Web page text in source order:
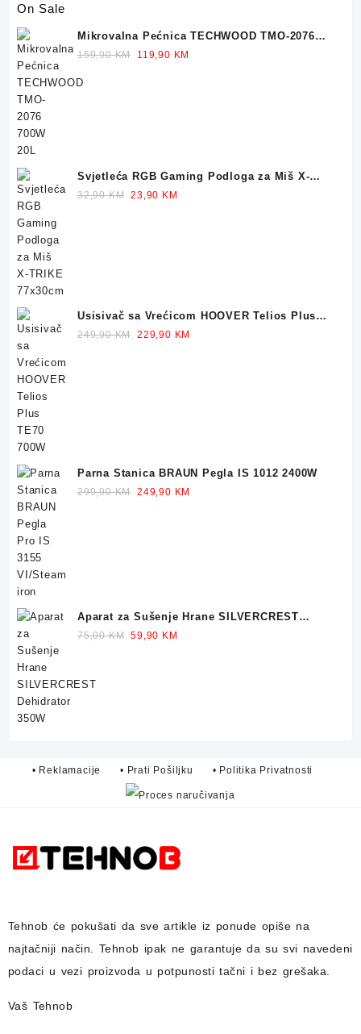
On Sale
Mikrovalna Pećnica TECHWOOD TMO-2076
700W 20L
159,90KM
Original
119,90 KM
Svjetleća RGB Gaming Podloga za Miš X-
TRIKE 77x30cm
32,90KM Original
23,90 KM
Usisivač sa Vrećicom HOOVER Telios Plus
TE70 700W
249,90KM Original
229,90 KM
Parna Stanica BRAUN Pegla IS 1012 2400W
299,90KM Original
249,90 KM
Aparat za Sušenje Hrane SILVERCREST
Dehidrator 350W
75,00KM Original
59,90 KM
• Reklamacije • Prati Pošiljku • Politika Privatnosti
Tehnob će pokušati da sve artikle iz ponude opiše na
najtačniji način. Tehnob ipak ne garantuje da su svi navedeni
podaci u vezi proizvoda u potpunosti tačni i bez grešaka.
Vaš Tehnob